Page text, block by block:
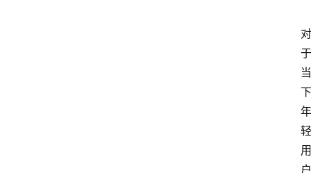
对
于
当
下
年
轻
用
户